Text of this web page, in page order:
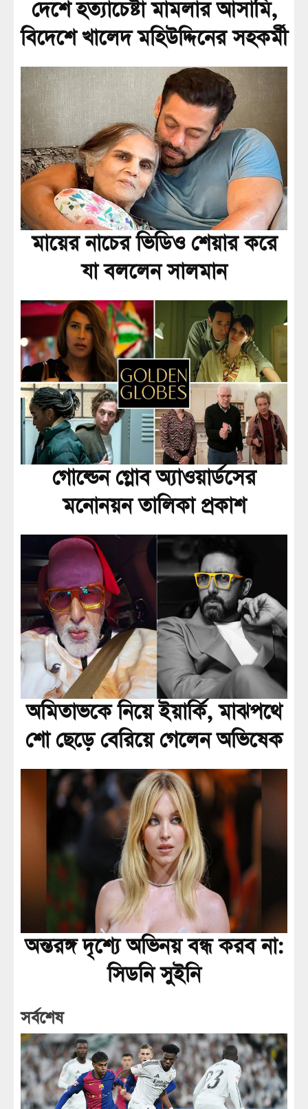
দেশে হত্যাচেষ্টা মামলার আসামি,
বিদেশে খালেদ মহিউদ্দিনের সহকর্মী
মায়ের নাচের ভিডিও শেয়ার করে
যা বললেন সালমান
গোল্ডেন গ্লোব অ্যাওয়ার্ডসের
মনোনয়ন তালিকা প্রকাশ
অমিতাভকে নিয়ে ইয়ার্কি, মাঝপথে
শো ছেড়ে বেরিয়ে গেলেন অভিষেক
অন্তরঙ্গ দৃশ্যে অভিনয় বন্ধ করব না:
সিডনি সুইনি
সর্বশেষ